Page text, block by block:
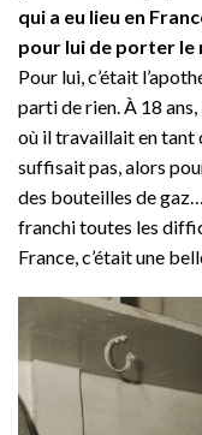
qui a eu lieu en
pour lui de porter le
Pour lui, c’était
parti de rien. À 18
où il travaillait en tant
suffisait pas, alors
des bouteilles de
franchi toutes les
France, c’était une